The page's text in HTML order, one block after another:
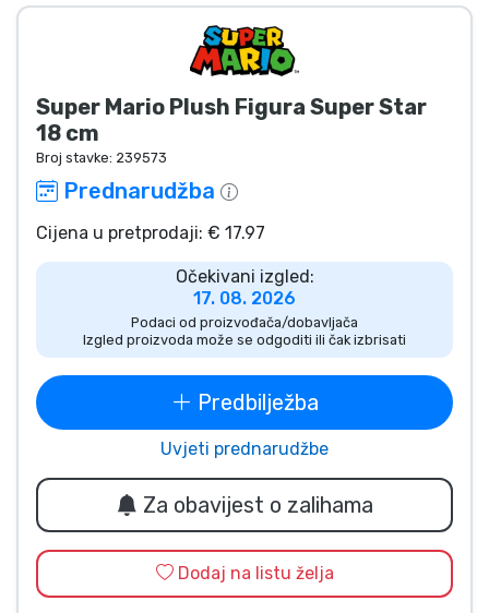
Super Mario Plush Figura Super Star
18 cm
Broj stavke: 239573
Prednarudžba
Cijena u pretprodaji: € 17.97
Očekivani izgled:
17. 08. 2026
Podaci od proizvođača/dobavljača
Izgled proizvoda može se odgoditi ili čak izbrisati
Predbilježba
Uvjeti prednarudžbe
Za obavijest o zalihama
Dodaj na listu želja
Sportski proizvodi
Glazbeni proizvodi
Vrste proizvoda